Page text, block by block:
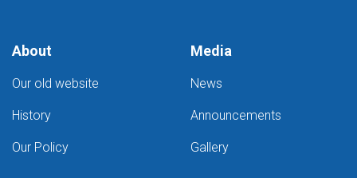
About
Our old website
History
Our Policy
Media
News
Announcements
Gallery